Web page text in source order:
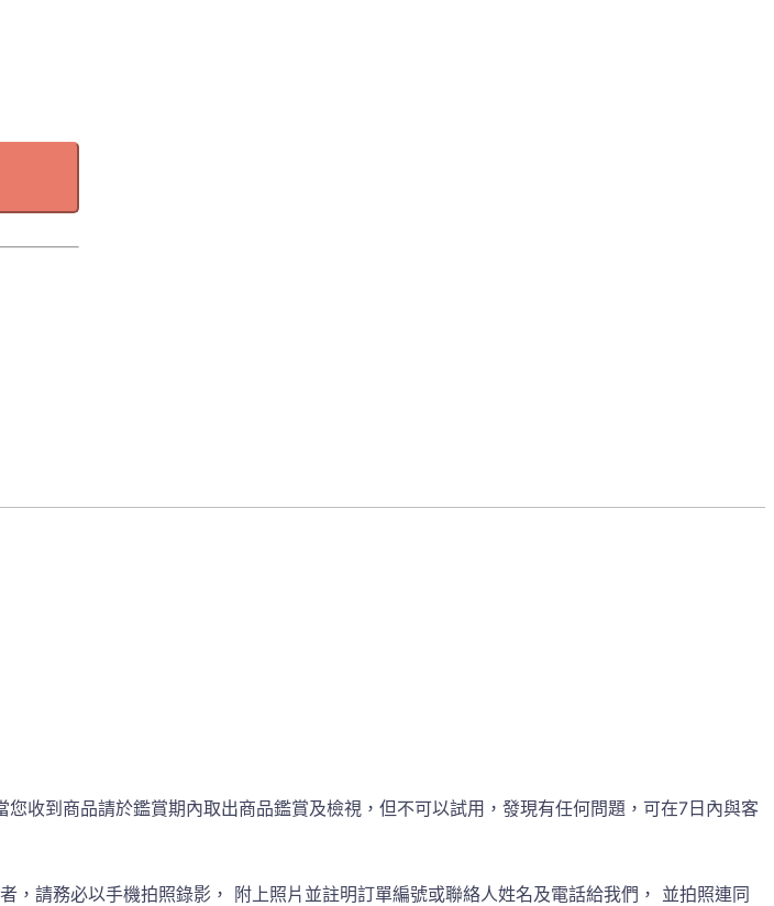
收到商品請於鑑賞期內取出商品鑑賞及檢視，但不可以試用，發現有任何問題，可在7日內與客
請務必以手機拍照錄影， 附上照片並註明訂單編號或聯絡人姓名及電話給我們， 並拍照連同